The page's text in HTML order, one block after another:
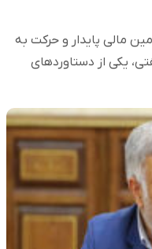
مالی پایدار و حرکت به
یکی از دستاوردهای